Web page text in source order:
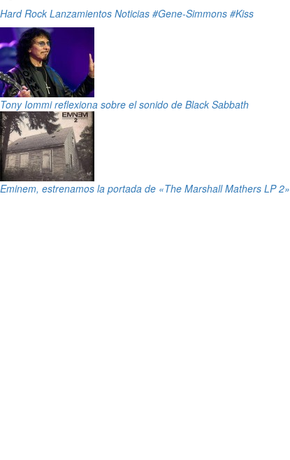
Hard Rock Lanzamientos Noticias #Gene-Simmons #Kiss
Tony Iommi reflexiona sobre el sonido de Black Sabbath
Eminem, estrenamos la portada de «The Marshall Mathers LP 2»